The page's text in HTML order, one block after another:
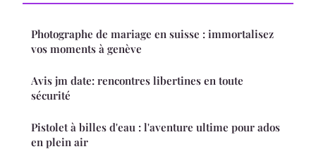
Photographe de mariage en suisse : immortalisez
vos moments à genève
Avis jm date: rencontres libertines en toute
sécurité
Pistolet à billes d'eau : l'aventure ultime pour ados
en plein air